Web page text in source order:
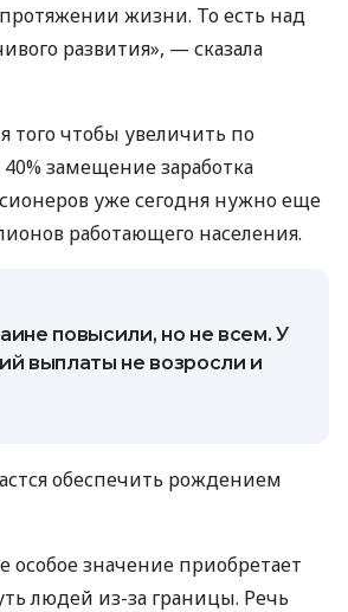
жизни. То есть над
развития», — сказала
того чтобы увеличить по
замещение заработка
уже сегодня нужно еще
работающего населения.
повысили, но не всем. У
выплаты не возросли и
обеспечить рождением
особое значение приобретает
людей из-за границы. Речь